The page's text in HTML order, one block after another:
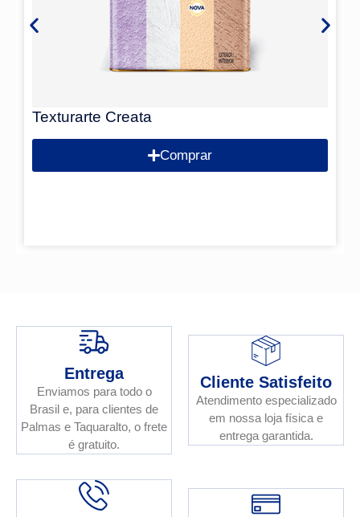
Texturarte Creata
Comprar
Entrega
Enviamos para todo o
Brasil e, para clientes de
Palmas e Taquaralto, o frete
é gratuito.
Cliente Satisfeito
Atendimento especializado
em nossa loja física e
entrega garantida.